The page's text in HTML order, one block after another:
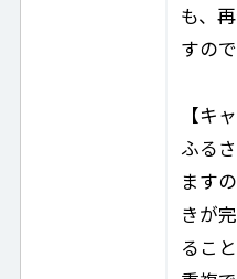
も、
すの
【キ
ふる
ます
きが
るこ